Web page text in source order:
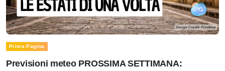
Prima Pagina
Previsioni meteo PROSSIMA SETTIMANA: